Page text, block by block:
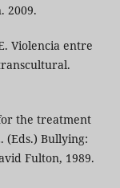
2009.
Violencia entre
the treatment
(Eds.) Bullying:
Fulton, 1989.